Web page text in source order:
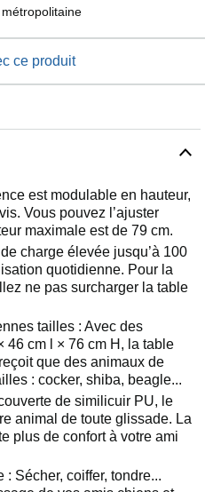
ce produit
est modulable en hauteur,
Vous pouvez l’ajuster
maximale est de 79 cm.
charge élevée jusqu’à 100
quotidienne. Pour la
ne pas surcharger la table
tailles : Avec des
46 cm l × 76 cm H, la table
que des animaux de
: cocker, shiba, beagle...
de similicuir PU, le
animal de toute glissade. La
plus de confort à votre ami
Sécher, coiffer, tondre...